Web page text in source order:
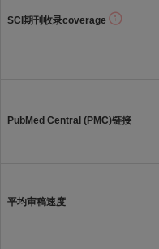
SCI期刊收录coverage
PubMed Central (PMC)链接
平均审稿速度